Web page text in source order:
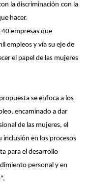
la discriminación con la
hacer.
40 empresas que
empleos y vía su eje de
el papel de las mujeres
se enfoca a los
encaminado a dar
de las mujeres, el
inclusión en los procesos
para el desarrollo
personal y en